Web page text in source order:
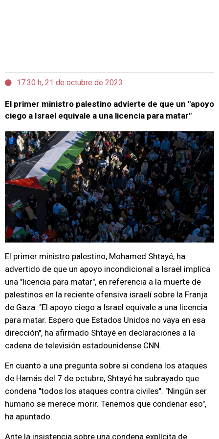
17:30 h, 21 de octubre de 2023
El primer ministro palestino advierte de que un "apoyo
ciego a Israel equivale a una licencia para matar"
El primer ministro palestino, Mohamed Shtayé, ha
advertido de que un apoyo incondicional a Israel implica
una "licencia para matar", en referencia a la muerte de
palestinos en la reciente ofensiva israelí sobre la Franja
de Gaza. "El apoyo ciego a Israel equivale a una licencia
para matar. Espero que Estados Unidos no vaya en esa
dirección", ha afirmado Shtayé en declaraciones a la
cadena de televisión estadounidense CNN.
En cuanto a una pregunta sobre si condena los ataques
de Hamás del 7 de octubre, Shtayé ha subrayado que
condena "todos los ataques contra civiles". "Ningún ser
humano se merece morir. Tenemos que condenar eso",
ha apuntado.
Ante la insistencia sobre una condena explícita de